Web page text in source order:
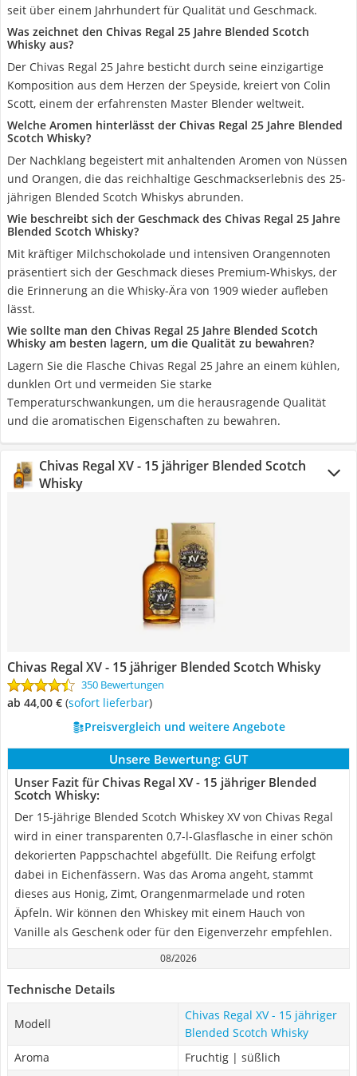
seit über einem Jahrhundert für Qualität und Geschmack.
Was zeichnet den Chivas Regal 25 Jahre Blended Scotch
Whisky aus?
Der Chivas Regal 25 Jahre besticht durch seine einzigartige
Komposition aus dem Herzen der Speyside, kreiert von Colin
Scott, einem der erfahrensten Master Blender weltweit.
Welche Aromen hinterlässt der Chivas Regal 25 Jahre Blended
Scotch Whisky?
Der Nachklang begeistert mit anhaltenden Aromen von Nüssen
und Orangen, die das reichhaltige Geschmackserlebnis des 25-
jährigen Blended Scotch Whiskys abrunden.
Wie beschreibt sich der Geschmack des Chivas Regal 25 Jahre
Blended Scotch Whisky?
Mit kräftiger Milchschokolade und intensiven Orangennoten
präsentiert sich der Geschmack dieses Premium-Whiskys, der
die Erinnerung an die Whisky-Ära von 1909 wieder aufleben
lässt.
Wie sollte man den Chivas Regal 25 Jahre Blended Scotch
Whisky am besten lagern, um die Qualität zu bewahren?
Lagern Sie die Flasche Chivas Regal 25 Jahre an einem kühlen,
dunklen Ort und vermeiden Sie starke
Temperaturschwankungen, um die herausragende Qualität
und die aromatischen Eigenschaften zu bewahren.
Chivas Regal XV - 15 jähriger Blended Scotch
Whisky
Chivas Regal XV - 15 jähriger Blended Scotch Whisky
350 Bewertungen
ab 44,00 € ( Sofort lieferbar)
Preisvergleich und weitere Angebote
Unsere Bewertung: GUT
Unser Fazit für Chivas Regal XV - 15 jähriger Blended
Scotch Whisky:
Der 15-jährige Blended Scotch Whiskey XV von Chivas Regal
wird in einer transparenten 0,7-l-Glasflasche in einer schön
dekorierten Pappschachtel abgefüllt. Die Reifung erfolgt
dabei in Eichenfässern. Was das Aroma angeht, stammt
dieses aus Honig, Zimt, Orangenmarmelade und roten
Äpfeln. Wir können den Whiskey mit einem Hauch von
Vanille als Geschenk oder für den Eigenverzehr empfehlen.
08/2026
Technische Details
Modell
Chivas Regal XV - 15 jähriger
Blended Scotch Whisky
Aroma
Fruchtig | süßlich